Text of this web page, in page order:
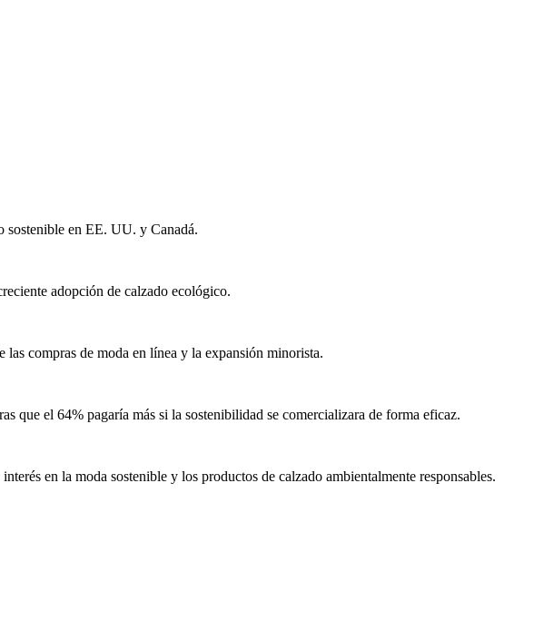
sostenible en EE. UU. y Canadá.
adopción de calzado ecológico.
compras de moda en línea y la expansión minorista.
que el 64% pagaría más si la sostenibilidad se comercializara de forma eficaz.
en la moda sostenible y los productos de calzado ambientalmente responsables.